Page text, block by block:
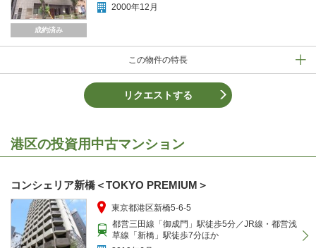
成約済み
この物件の特長
2000年12月
リクエストする
港区の投資用中古マンション
コンシェリア新橋＜TOKYO PREMIUM＞
東京都港区新橋5-6-5
都営三田線「御成門」駅徒歩5分／JR線・都営浅
草線「新橋」駅徒歩7分ほか